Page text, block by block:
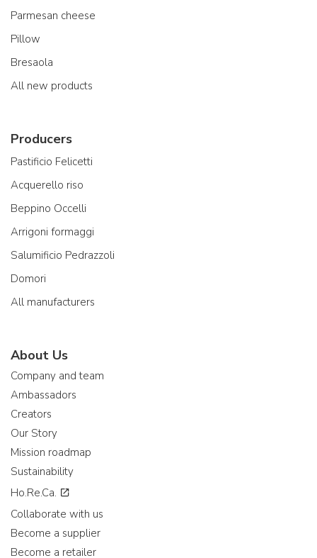
Parmesan cheese
Pillow
Bresaola
All new products
Producers
Pastificio Felicetti
Acquerello riso
Beppino Occelli
Arrigoni formaggi
Salumificio Pedrazzoli
Domori
All manufacturers
About Us
Company and team
Ambassadors
Creators
Our Story
Mission roadmap
Sustainability
Ho.Re.Ca.
Collaborate with us
Become a supplier
Become a retailer